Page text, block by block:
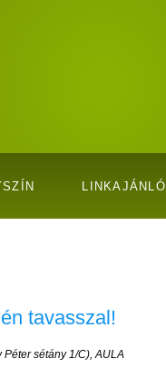
LINKAJÁNLÓ
tavasszal!
sétány 1/C), AULA